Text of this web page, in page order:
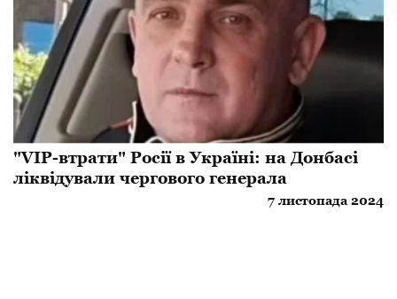
"VIP-втрати" Росії в Україні: на Донбасі
ліквідували чергового генерала
7 листопада 2024